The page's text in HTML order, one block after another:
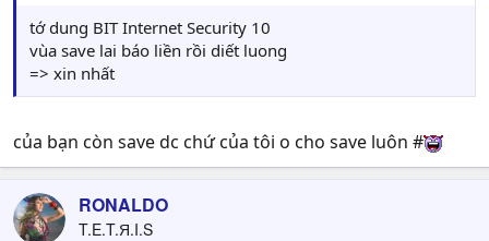
tớ dung BIT Internet Security 10
vùa save lai báo liền rồi diết luong
=> xin nhất
của bạn còn save dc chứ của tôi o cho save luôn #
RONALDO
T.E.T.Я.I.S